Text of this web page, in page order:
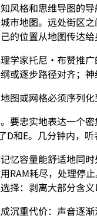
风格和思维导图的
市地图。远处街区
的位置从地图传达
学家托尼·布赞推广
或逐步路径对齐；
图或网格必须序列
要忠实地表达一个
和E。几分钟内，
忆容量能舒适地同
RAM耗尽，处理停
择：剥离大部分含
沉重代价：声音逐